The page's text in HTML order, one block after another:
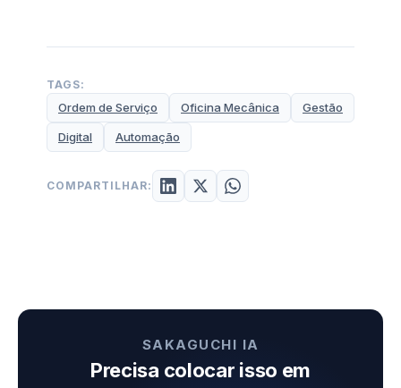
TAGS:
Ordem de Serviço Oficina Mecânica Gestão
Digital Automação
COMPARTILHAR:
SAKAGUCHI IA
Precisa colocar isso em